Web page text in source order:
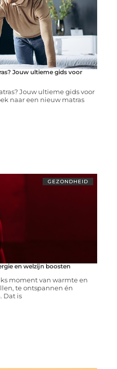
Jouw ultieme gids voor
Jouw ultieme gids voor
naar een nieuw matras
GEZONDHEID
en welzijn boosten
moment van warmte en
te ontspannen én
Dat is